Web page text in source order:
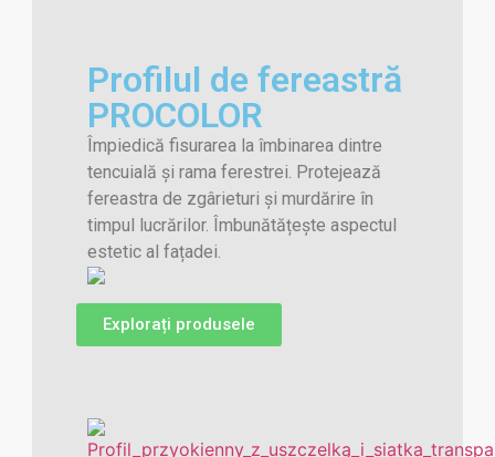
Profilul de fereastră
PROCOLOR
Împiedică fisurarea la îmbinarea dintre
tencuială și rama ferestrei. Protejează
fereastra de zgârieturi și murdărire în
timpul lucrărilor. Îmbunătățește aspectul
estetic al fațadei.
Explorați produsele